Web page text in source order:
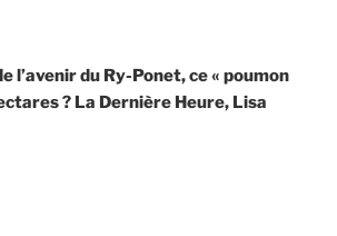
l’avenir du Ry-Ponet, ce « poumon
? La Dernière Heure, Lisa